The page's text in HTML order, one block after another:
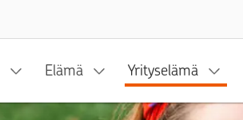
Elämä Yrityselämä